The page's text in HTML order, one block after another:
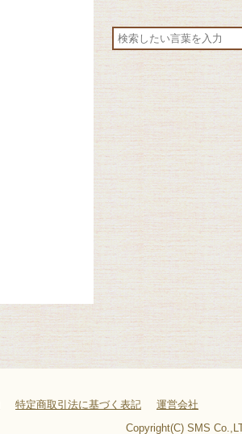
特定商取引法に基づく表記
運営会社
Copyright(C) SMS